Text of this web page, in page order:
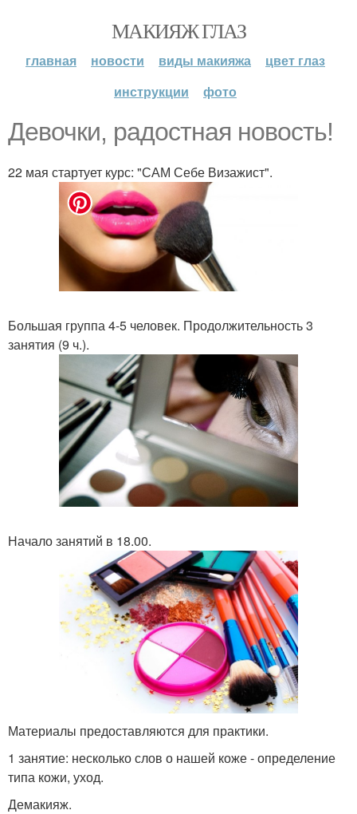
МАКИЯЖ ГЛАЗ
главная новости виды макияжа
цвет глаз
инструкции
фото
Девочки, радостная новость!
22 мая стартует курс: "САМ Себе Визажист".
Большая группа 4-5 человек. Продолжительность 3
занятия (9 ч.).
Начало занятий в 18.00.
Материалы предоставляются для практики.
1 занятие: несколько слов о нашей коже - определение
типа кожи, уход.
Демакияж.